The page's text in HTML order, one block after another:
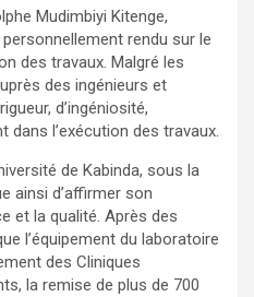
Mudimbiyi Kitenge,
personnellement rendu sur le
des travaux. Malgré les
des ingénieurs et
d’ingéniosité,
dans l’exécution des travaux.
de Kabinda, sous la
ainsi d’affirmer son
et la qualité. Après des
l’équipement du laboratoire
des Cliniques
la remise de plus de 700